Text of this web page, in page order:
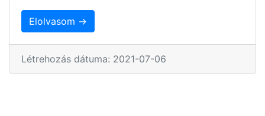
Elolvasom →
Létrehozás dátuma: 2021-07-06